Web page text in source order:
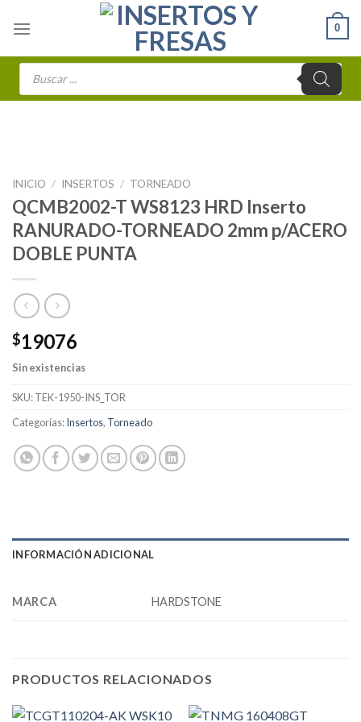
0
Búsqueda
INICIO / INSERTOS / TORNEADO
QCMB2002-T WS8123 HRD Inserto
RANURADO-TORNEADO 2mm p/ACERO
DOBLE PUNTA
$19076
Sin existencias
SKU:TEK-1950-INS_TOR
Categorías:Insertos, Torneado
INFORMACIÓN ADICIONAL
MARCA HARDSTONE
PRODUCTOS RELACIONADOS